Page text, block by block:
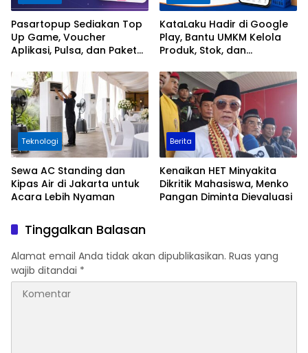
Pasartopup Sediakan Top
Up Game, Voucher
Aplikasi, Pulsa, dan Paket
KataLaku Hadir di Google
Play, Bantu UMKM Kelola
Produk, Stok, dan
Teknologi
Sewa AC Standing dan
Kipas Air di Jakarta untuk
Acara Lebih Nyaman
Berita
Kenaikan HET Minyakita
Dikritik Mahasiswa, Menko
Pangan Diminta Dievaluasi
Tinggalkan Balasan
Alamat email Anda tidak akan dipublikasikan. Ruas yang
wajib ditandai *